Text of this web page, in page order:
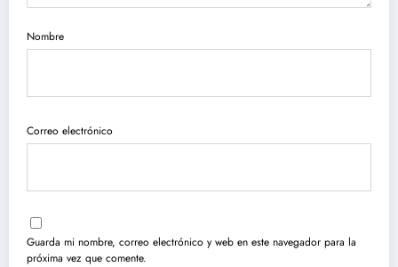
Nombre
Correo electrónico
Guarda mi nombre, correo electrónico y web en este navegador para la
próxima vez que comente.